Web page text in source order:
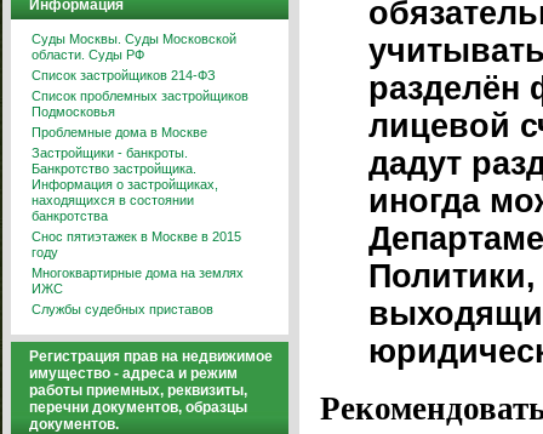
Информация
Суды Москвы. Суды Московской
области. Суды РФ
Список застройщиков 214-ФЗ
Список проблемных застройщиков
Подмосковья
Проблемные дома в Москве
Застройщики - банкроты.
Банкротство застройщика.
Информация о застройщиках,
находящихся в состоянии
банкротства
Снос пятиэтажек в Москве в 2015
году
Многоквартирные дома на землях
ИЖС
Службы судебных приставов
Регистрация прав на недвижимое
имущество - адреса и режим
работы приемных, реквизиты,
перечни документов, образцы
документов.
разделён
лицевой
дадут
иногда